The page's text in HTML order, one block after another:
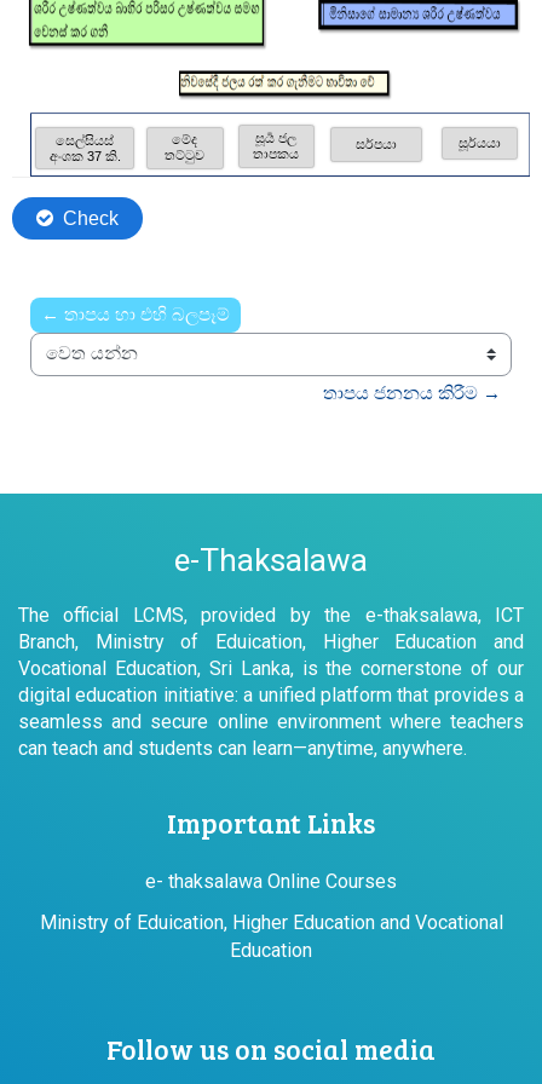
← තාපය හා එහි බලපෑම්
වෙත යන්න
තාපය ජනනය කිරීම →
e-Thaksalawa
The official LCMS, provided by the e-thaksalawa, ICT
Branch, Ministry of Eduication, Higher Education and
Vocational Education, Sri Lanka, is the cornerstone of our
digital education initiative: a unified platform that provides a
seamless and secure online environment where teachers
can teach and students can learn—anytime, anywhere.
Important Links
e- thaksalawa Online Courses
Ministry of Eduication, Higher Education and Vocational
Education
Follow us on social media